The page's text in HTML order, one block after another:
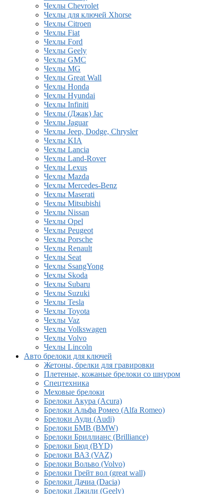
Чехлы Chevrolet
Чехлы для ключей Xhorse
Чехлы Citroen
Чехлы Fiat
Чехлы Ford
Чехлы Geely
Чехлы GMC
Чехлы MG
Чехлы Great Wall
Чехлы Honda
Чехлы Hyundai
Чехлы Infiniti
Чехлы (Джак) Jac
Чехлы Jaguar
Чехлы Jeep, Dodge, Chrysler
Чехлы KIA
Чехлы Lancia
Чехлы Land-Rover
Чехлы Lexus
Чехлы Mazda
Чехлы Mercedes-Benz
Чехлы Maserati
Чехлы Mitsubishi
Чехлы Nissan
Чехлы Opel
Чехлы Peugeot
Чехлы Porsche
Чехлы Renault
Чехлы Seat
Чехлы SsangYong
Чехлы Skoda
Чехлы Subaru
Чехлы Suzuki
Чехлы Tesla
Чехлы Toyota
Чехлы Vaz
Чехлы Volkswagen
Чехлы Volvo
Чехлы Lincoln
Авто брелоки для ключей
Жетоны, брелки для гравировки
Плетеные, кожаные брелоки со шнуром
Спецтехника
Меховые брелоки
Брелоки Акура (Acura)
Брелоки Альфа Ромео (Alfa Romeo)
Брелоки Ауди (Audi)
Брелоки БМВ (BMW)
Брелоки Бриллианс (Brilliance)
Брелоки Бюд (BYD)
Брелоки ВАЗ (VAZ)
Брелоки Вольво (Volvo)
Брелоки Грейт вол (great wall)
Брелоки Дачиа (Dacia)
Брелоки Джили (Geely)